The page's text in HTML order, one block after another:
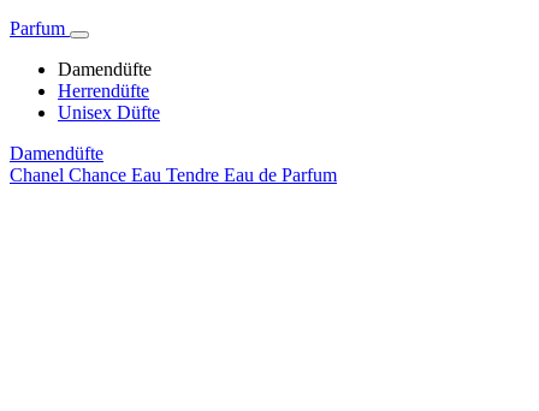
Parfum
Damendüfte
Herrendüfte
Unisex Düfte
Damendüfte
Chanel Chance Eau Tendre Eau de Parfum